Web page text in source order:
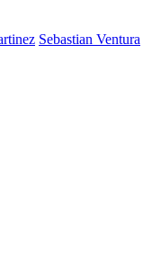
Sebastian Ventura